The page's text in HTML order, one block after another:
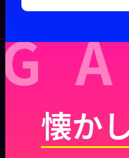
懐か